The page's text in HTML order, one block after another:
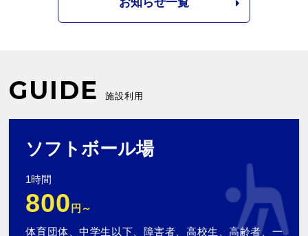
お知らせ一覧
GUIDE 施設利用
ソフトボール場
1時間
800 円～
体育団体、中学生以下、障害者、高校生、高齢者、一